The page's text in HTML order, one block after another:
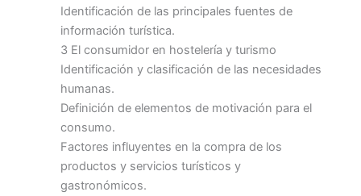
Identificación de las principales fuentes de
información turística.
3 El consumidor en hostelería y turismo
Identificación y clasificación de las necesidades
humanas.
Definición de elementos de motivación para el
consumo.
Factores influyentes en la compra de los
productos y servicios turísticos y
gastronómicos.